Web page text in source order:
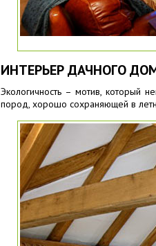
ИНТЕРЬЕР ДАЧНОГО
Экологичность – мотив, который
пород, хорошо сохраняющей в